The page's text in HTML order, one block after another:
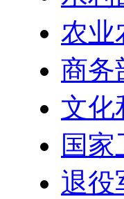
农业
商务
文化
国家
退役